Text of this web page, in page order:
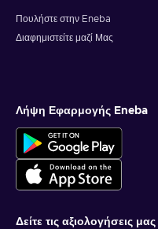
Πουλήστε στην Eneba
Διαφημιστείτε μαζί Μας
Λήψη Εφαρμογής Eneba
Δείτε τις αξιολογήσεις